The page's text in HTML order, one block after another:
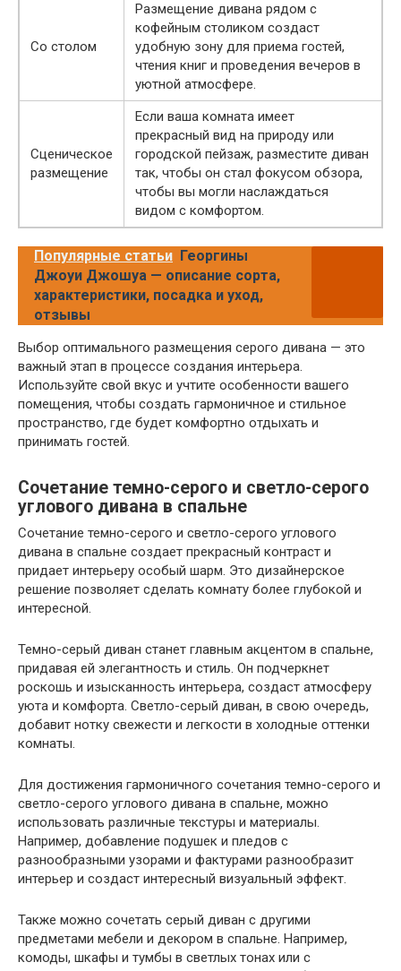
Со столом
Размещение дивана рядом с
кофейным столиком создаст
удобную зону для приема гостей,
чтения книг и проведения вечеров в
уютной атмосфере.
Сценическое
размещение
Если ваша комната имеет
прекрасный вид на природу или
городской пейзаж, разместите диван
так, чтобы он стал фокусом обзора,
чтобы вы могли наслаждаться
видом с комфортом.
Популярные статьи Георгины
Джоуи Джошуа — описание сорта,
характеристики, посадка и уход,
отзывы
Выбор оптимального размещения серого дивана — это
важный этап в процессе создания интерьера.
Используйте свой вкус и учтите особенности вашего
помещения, чтобы создать гармоничное и стильное
пространство, где будет комфортно отдыхать и
принимать гостей.
Сочетание темно-серого и светло-серого
углового дивана в спальне
Сочетание темно-серого и светло-серого углового
дивана в спальне создает прекрасный контраст и
придает интерьеру особый шарм. Это дизайнерское
решение позволяет сделать комнату более глубокой и
интересной.
Темно-серый диван станет главным акцентом в спальне,
придавая ей элегантность и стиль. Он подчеркнет
роскошь и изысканность интерьера, создаст атмосферу
уюта и комфорта. Светло-серый диван, в свою очередь,
добавит нотку свежести и легкости в холодные оттенки
комнаты.
Для достижения гармоничного сочетания темно-серого и
светло-серого углового дивана в спальне, можно
использовать различные текстуры и материалы.
Например, добавление подушек и пледов с
разнообразными узорами и фактурами разнообразит
интерьер и создаст интересный визуальный эффект.
Также можно сочетать серый диван с другими
предметами мебели и декором в спальне. Например,
комоды, шкафы и тумбы в светлых тонах или с